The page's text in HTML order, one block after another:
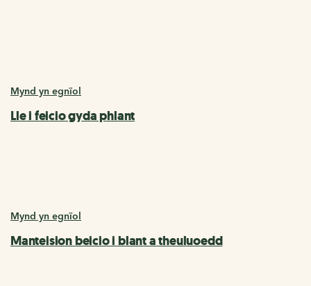
Mynd yn egnïol
Lle i feicio gyda phlant
Mynd yn egnïol
Manteision beicio i blant a theuluoedd